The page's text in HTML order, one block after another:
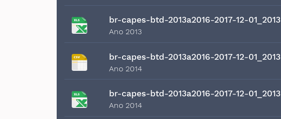
br-capes-btd-2013a2016-2017-12-01_2013
Ano 2013
br-capes-btd-2013a2016-2017-12-01_2013
Ano 2014
br-capes-btd-2013a2016-2017-12-01_2013
Ano 2014